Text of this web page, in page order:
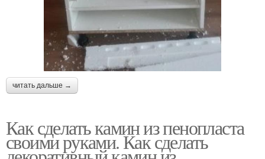
читать дальше →
Как сделать камин из пенопласта
своими руками. Как сделать